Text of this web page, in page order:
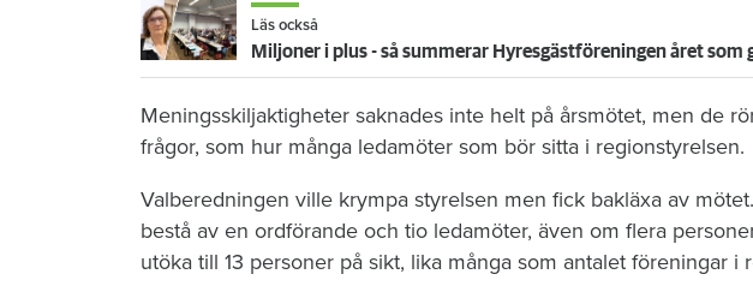
Läs också
Miljoner i plus - så summerar Hyresgästföreningen året som
Meningsskiljaktigheter saknades inte helt på årsmötet, men de
frågor, som hur många ledamöter som bör sitta i regionstyrelsen.
Valberedningen ville krympa styrelsen men fick bakläxa av
bestå av en ordförande och tio ledamöter, även om flera
utöka till 13 personer på sikt, lika många som antalet föreningar i